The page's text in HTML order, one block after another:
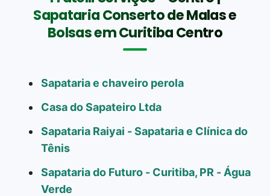
Sapataria Conserto de Malas e
Bolsas em Curitiba Centro
Sapataria e chaveiro perola
Casa do Sapateiro Ltda
Sapataria Raiyai - Sapataria e Clínica do
Tênis
Sapataria do Futuro - Curitiba, PR - Água
Verde